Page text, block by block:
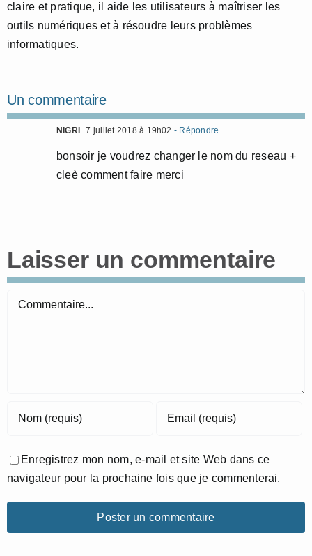
claire et pratique, il aide les utilisateurs à maîtriser les
outils numériques et à résoudre leurs problèmes
informatiques.
Un commentaire
NIGRI 7 juillet 2018 à 19h02 - Répondre
bonsoir je voudrez changer le nom du reseau +
cleè comment faire merci
Laisser un commentaire
Commentaire
Enregistrez mon nom, e-mail et site Web dans ce
navigateur pour la prochaine fois que je commenterai.